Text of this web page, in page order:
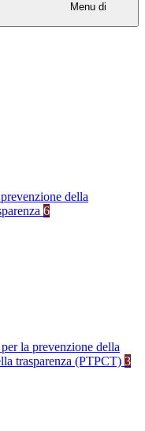
Menu di
della
6
la prevenzione della
trasparenza (PTPCT) 3